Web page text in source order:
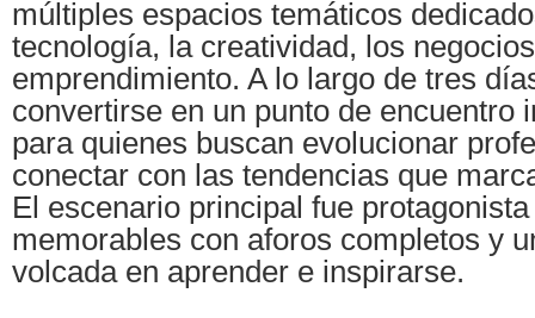
múltiples espacios temáticos
tecnología, la creatividad, los
emprendimiento. A lo largo de tres
convertirse en un punto de encuentro
para quienes buscan evolucionar
conectar con las tendencias que
El escenario principal fue
memorables con aforos completos y
volcada en aprender e inspirarse.